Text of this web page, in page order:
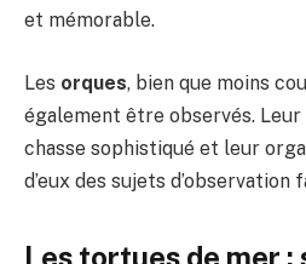
et mémorable.
Les orques, bien que moins
également être observés.
chasse sophistiqué et leur
d’eux des sujets d’observation
Les tortues de mer